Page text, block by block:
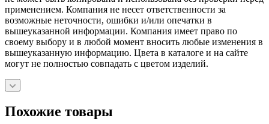
применением. Компания не несет ответственности за
возможные неточности, ошибки и/или опечатки в
вышеуказанной информации. Компания имеет право по
своему выбору и в любой момент вносить любые изменения в
вышеуказанную информацию. Цвета в каталоге и на сайте
могут не полностью совпадать с цветом изделий.
Похожие товары